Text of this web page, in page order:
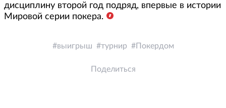
дисциплину второй год подряд, впервые в истории
Мировой серии покера.
выигрыш турнир Покердом
Поделиться